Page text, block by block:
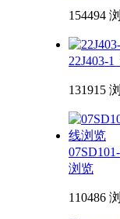
154494
22J403-
131915
浏览
110486